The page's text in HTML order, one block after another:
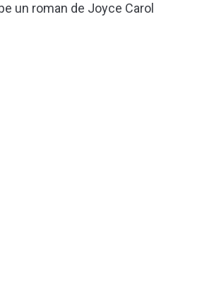
un roman de Joyce Carol